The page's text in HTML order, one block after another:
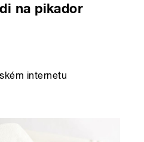
na pikador
internetu